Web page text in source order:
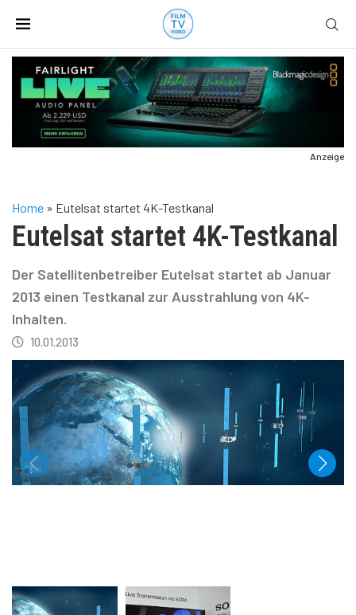
Anzeige
Home » Eutelsat startet 4K-Testkanal
Eutelsat startet 4K-Testkanal
Der Satellitenbetreiber Eutelsat startet ab Januar
2013 einen Testkanal zur Ausstrahlung von 4K-
Inhalten.
10.01.2013